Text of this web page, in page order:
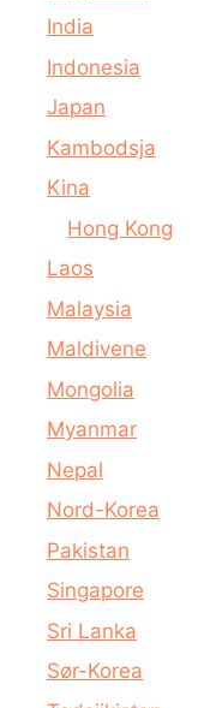
India
Indonesia
Japan
Kambodsja
Kina
Hong Kong
Laos
Malaysia
Maldivene
Mongolia
Myanmar
Nepal
Nord-Korea
Pakistan
Singapore
Sri Lanka
Sør-Korea